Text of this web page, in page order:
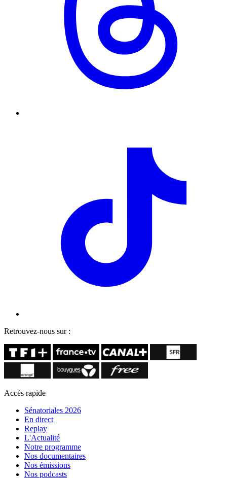
Retrouvez-nous sur :
Accès rapide
Sénatoriales 2026
En direct
Replay
L'Actualité
Notre programme
Nos documentaires
Nos émissions
Nos podcasts